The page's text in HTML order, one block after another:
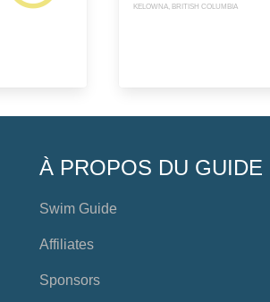
KELOWNA, BRITISH COLUMBIA
À PROPOS DU GUIDE
Swim Guide
Affiliates
Sponsors